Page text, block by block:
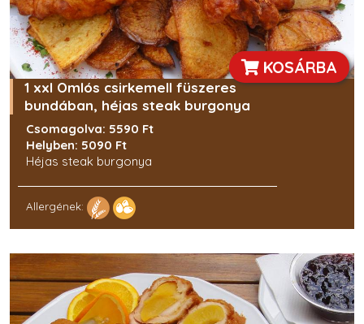
KOSÁRBA
1 xxl Omlós csirkemell füszeres
bundában, héjas steak burgonya
Csomagolva: 5590 Ft
Helyben: 5090 Ft
Héjas steak burgonya
Allergének: